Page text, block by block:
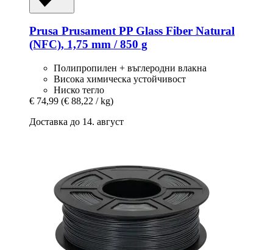
Prusa Prusament PP Glass Fiber Natural
(NFC), 1,75 mm / 850 g
Полипропилен + въглеродни влакна
Висока химическа устойчивост
Ниско тегло
€ 74,99 (€ 88,22 / kg)
Доставка до 14. август